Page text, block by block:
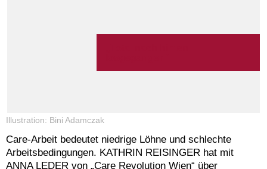
Illustration: Bini Adamczak
Care-Arbeit bedeutet niedrige Löhne und schlechte
Arbeitsbedingungen. KATHRIN REISINGER hat mit
ANNA LEDER von „Care Revolution Wien“ über